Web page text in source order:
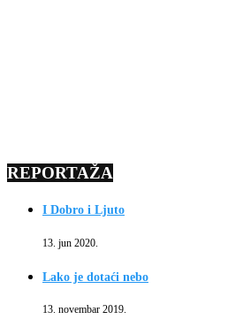
REPORTAŽA
I Dobro i Ljuto
13. jun 2020.
Lako je dotaći nebo
13. novembar 2019.